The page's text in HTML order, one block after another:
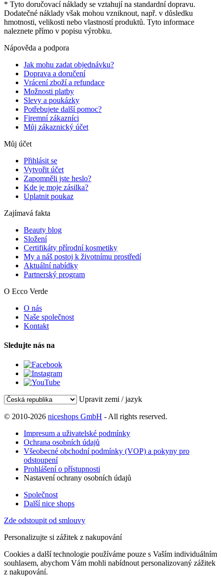
* Tyto doručovací náklady se vztahují na standardní dopravu.
Dodatečné náklady však mohou vzniknout, např. v důsledku
hmotnosti, velikosti nebo vlastností produktů. Tyto informace
naleznete přímo v popisu výrobku.
Nápověda a podpora
Jak mohu zadat objednávku?
Doprava a doručení
Vrácení zboží a refundace
Možnosti platby
Slevy a poukázky
Potřebujete další pomoc?
Firemní zákazníci
Můj zákaznický účet
Můj účet
Přihlásit se
Vytvořit účet
Zapomněli jste heslo?
Kde je moje zásilka?
Uplatnit poukaz
Zajímavá fakta
Beauty blog
Složení
Certifikáty přírodní kosmetiky
My a náš postoj k životnímu prostředí
Aktuální nabídky
Partnerský program
O Ecco Verde
O nás
Naše společnost
Kontakt
Sledujte nás na
Upravit zemi / jazyk
© 2010-2026 niceshops GmbH - All rights reserved.
Impresum a uživatelské podmínky
Ochrana osobních údajů
Všeobecné obchodní podmínky (VOP) a pokyny pro
odstoupení
Prohlášení o přístupnosti
Nastavení ochrany osobních údajů
Společnost
Další nice shops
Zde odstoupit od smlouvy
Personalizujte si zážitek z nakupování
Cookies a další technologie používáme pouze s Vaším individuálním
souhlasem, abychom Vám mohli nabídnout personalizovaný zážitek
z nakupování.